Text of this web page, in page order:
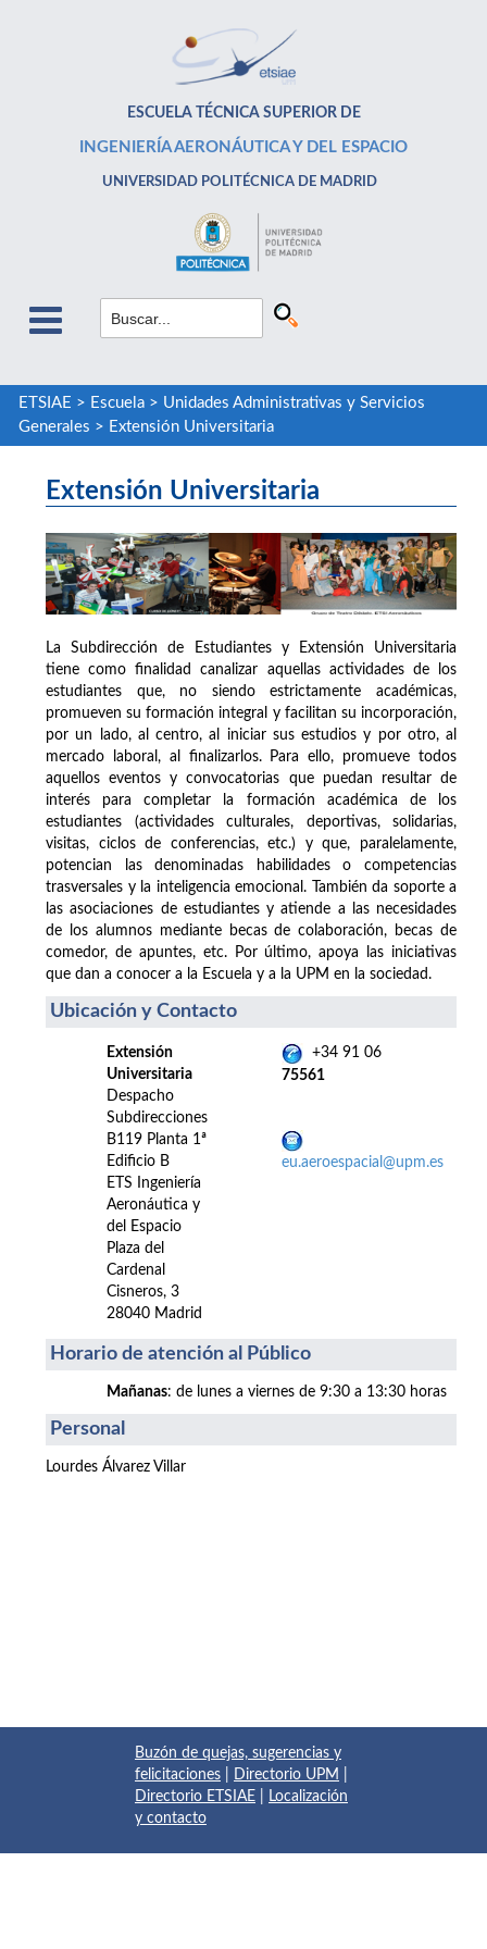
ESCUELA TÉCNICA SUPERIOR DE
INGENIERÍA AERONÁUTICA Y DEL ESPACIO
UNIVERSIDAD POLITÉCNICA DE MADRID
ETSIAE > Escuela> Unidades Administrativas y Servicios
Generales > Extensión Universitaria
Extensión Universitaria
La Subdirección de Estudiantes y Extensión Universitaria
tiene como finalidad canalizar aquellas actividades de los
estudiantes que, no siendo estrictamente académicas,
promueven su formación integral y facilitan su incorporación,
por un lado, al centro, al iniciar sus estudios y por otro, al
mercado laboral, al finalizarlos. Para ello, promueve todos
aquellos eventos y convocatorias que puedan resultar de
interés para completar la formación académica de los
estudiantes (actividades culturales, deportivas, solidarias,
visitas, ciclos de conferencias, etc.) y que, paralelamente,
potencian las denominadas habilidades o competencias
trasversales y la inteligencia emocional. También da soporte a
las asociaciones de estudiantes y atiende a las necesidades
de los alumnos mediante becas de colaboración, becas de
comedor, de apuntes, etc. Por último, apoya las iniciativas
que dan a conocer a la Escuela y a la UPM en la sociedad.
Ubicación y Contacto
Extensión
Universitaria
Despacho
Subdirecciones
B119 Planta 1ª
Edificio B
ETS Ingeniería
Aeronáutica y
del Espacio
Plaza del
Cardenal
Cisneros, 3
28040 Madrid
+34 91 06
75561
eu.aeroespacial@upm.es
Horario de atención al Público
Mañanas: de lunes a viernes de 9:30 a 13:30 horas
Personal
Lourdes Álvarez Villar
Buzón de quejas, sugerencias y
felicitaciones
Directorio UPM
Directorio ETSIAE
Localización
y contacto